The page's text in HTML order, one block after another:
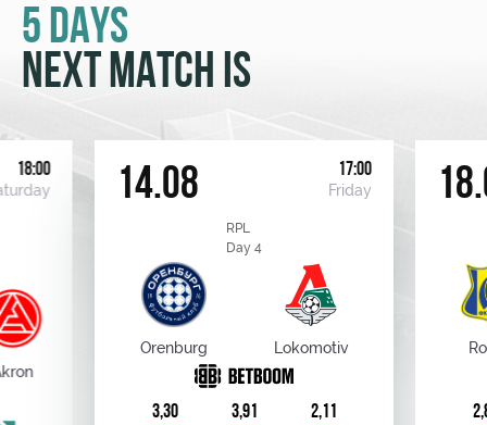
5 DAYS
NEXT MATCH IS
18:00 14.08 17:00
Friday
RPL
Day 4
Orenburg Lokomotiv
3,30 3,91 2,11